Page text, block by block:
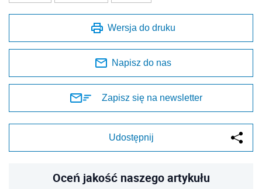
Wersja do druku
Napisz do nas
Zapisz się na newsletter
Udostępnij
Oceń jakość naszego artykułu